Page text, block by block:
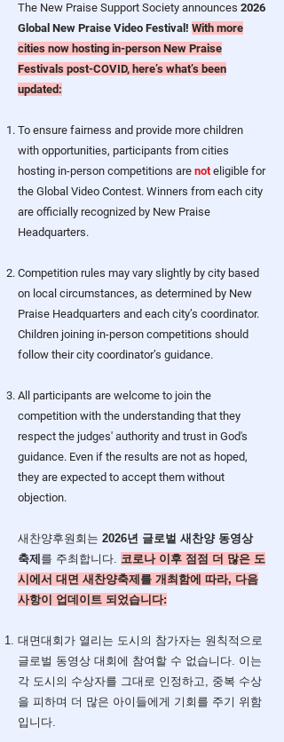
The New Praise Support Society announces 2026
Global New Praise Video Festival! With more
cities now hosting in-person New Praise
Festivals post-COVID, here’s what’s been
updated:
To ensure fairness and provide more children
with opportunities, participants from cities
hosting in-person competitions are noteligible for
the Global Video Contest. Winners from each city
are officially recognized by New Praise
Headquarters.
Competition rules may vary slightly by city based
on local circumstances, as determined by New
Praise Headquarters and each city’s coordinator.
Children joining in-person competitions should
follow their city coordinator’s guidance.
All participants are welcome to join the
competition with the understanding that they
respect the judges' authority and trust in God's
guidance. Even if the results are not as hoped,
they are expected to accept them without
objection.
​새찬양후원회는 2026년 글로벌 새찬양 동영상
축제 를 주최합니다. 코로나 이후 점점 더 많은 도
시에서 대면 새찬양축제를 개최함에 따라, 다음
사항이 업데이트 되었습니다:
대면대회가 열리는 도시의 참가자는 원칙적으로
글로벌 동영상 대회에 참여할 수 없습니다. 이는
각 도시의 수상자를 그대로 인정하고, 중복 수상
을 피하며 더 많은 아이들에게 기회를 주기 위함
입니다.